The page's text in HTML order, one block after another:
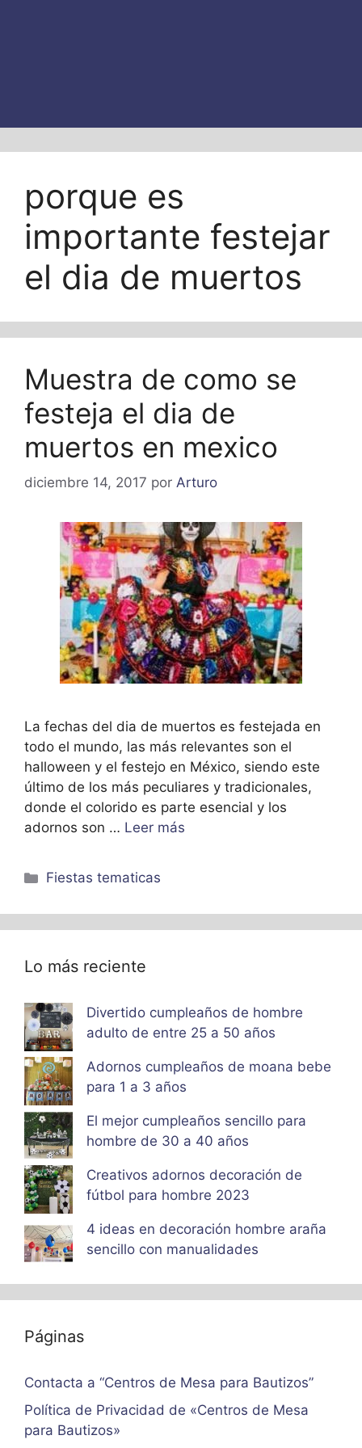
porque es
importante festejar
el dia de muertos
Muestra de como se
festeja el dia de
muertos en mexico
diciembre 14, 2017 por Arturo
La fechas del dia de muertos es festejada en
todo el mundo, las más relevantes son el
halloween y el festejo en México, siendo este
último de los más peculiares y tradicionales,
donde el colorido es parte esencial y los
adornos son … Leer más
Categorías
Fiestas tematicas
Lo más reciente
Divertido cumpleaños de hombre
adulto de entre 25 a 50 años
Adornos cumpleaños de moana bebe
para 1 a 3 años
El mejor cumpleaños sencillo para
hombre de 30 a 40 años
Creativos adornos decoración de
fútbol para hombre 2023
4 ideas en decoración hombre araña
sencillo con manualidades
Páginas
Contacta a “Centros de Mesa para Bautizos”
Política de Privacidad de «Centros de Mesa
para Bautizos»